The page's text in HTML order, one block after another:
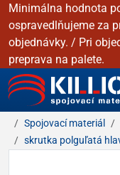
Minimálna hodnota
ospravedlňujeme za
objednávky. / Pri
preprava na palete.
KILLICH - Spojovacie
Spojovací materiál
skrutka polguľatá